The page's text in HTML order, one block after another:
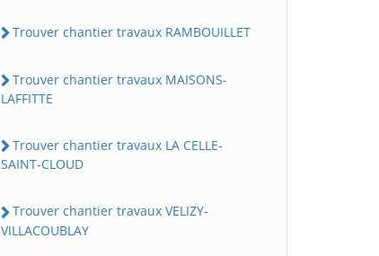
Trouver chantier travaux RAMBOUILLET
Trouver chantier travaux MAISONS-
LAFFITTE
Trouver chantier travaux LA CELLE-
SAINT-CLOUD
Trouver chantier travaux VELIZY-
VILLACOUBLAY